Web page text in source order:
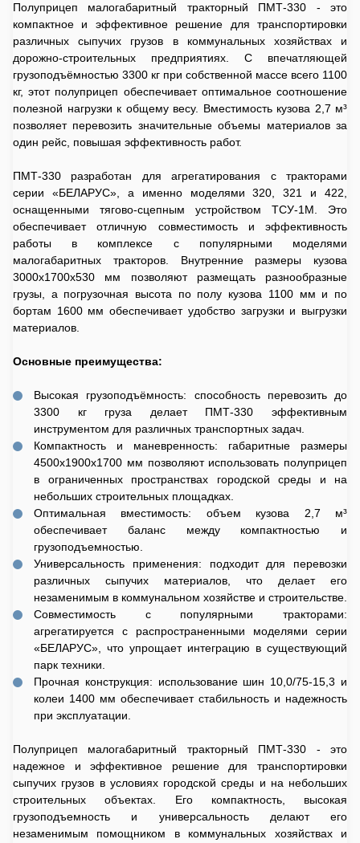
Полуприцеп малогабаритный тракторный ПМТ-330 - это
компактное и эффективное решение для транспортировки
различных сыпучих грузов в коммунальных хозяйствах и
дорожно-строительных предприятиях. С впечатляющей
грузоподъёмностью 3300 кг при собственной массе всего 1100
кг, этот полуприцеп обеспечивает оптимальное соотношение
полезной нагрузки к общему весу. Вместимость кузова 2,7 м³
позволяет перевозить значительные объемы материалов за
один рейс, повышая эффективность работ.
ПМТ-330 разработан для агрегатирования с тракторами
серии «БЕЛАРУС», а именно моделями 320, 321 и 422,
оснащенными тягово-сцепным устройством ТСУ-1М. Это
обеспечивает отличную совместимость и эффективность
работы в комплексе с популярными моделями
малогабаритных тракторов. Внутренние размеры кузова
3000х1700х530 мм позволяют размещать разнообразные
грузы, а погрузочная высота по полу кузова 1100 мм и по
бортам 1600 мм обеспечивает удобство загрузки и выгрузки
материалов.
Основные преимущества:
Высокая грузоподъёмность: способность перевозить до
3300 кг груза делает ПМТ-330 эффективным
инструментом для различных транспортных задач.
Компактность и маневренность: габаритные размеры
4500х1900х1700 мм позволяют использовать полуприцеп
в ограниченных пространствах городской среды и на
небольших строительных площадках.
Оптимальная вместимость: объем кузова 2,7 м³
обеспечивает баланс между компактностью и
грузоподъемностью.
Универсальность применения: подходит для перевозки
различных сыпучих материалов, что делает его
незаменимым в коммунальном хозяйстве и строительстве.
Совместимость с популярными тракторами:
агрегатируется с распространенными моделями серии
«БЕЛАРУС», что упрощает интеграцию в существующий
парк техники.
Прочная конструкция: использование шин 10,0/75-15,3 и
колеи 1400 мм обеспечивает стабильность и надежность
при эксплуатации.
Полуприцеп малогабаритный тракторный ПМТ-330 - это
надежное и эффективное решение для транспортировки
сыпучих грузов в условиях городской среды и на небольших
строительных объектах. Его компактность, высокая
грузоподъемность и универсальность делают его
незаменимым помощником в коммунальных хозяйствах и